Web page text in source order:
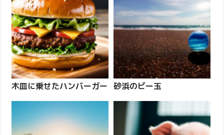
木皿に乗せたハンバーガー 砂浜のビー玉